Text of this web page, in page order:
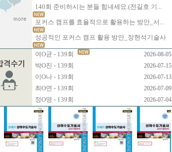
140회 준비하시는 분들 힘내세요.(전길호 기...
포커스 캠프를 효율적으로 활용하는 방안_서...
성공적인 포커스 캠프 활용 방안_장현석기술사
여O균 - 139회
2026-08-05
박O진 - 139회
2026-07-15
이O나 - 139회
2026-07-13
최O연 - 139회
2026-07-09
정O영 - 139회
2026-07-04